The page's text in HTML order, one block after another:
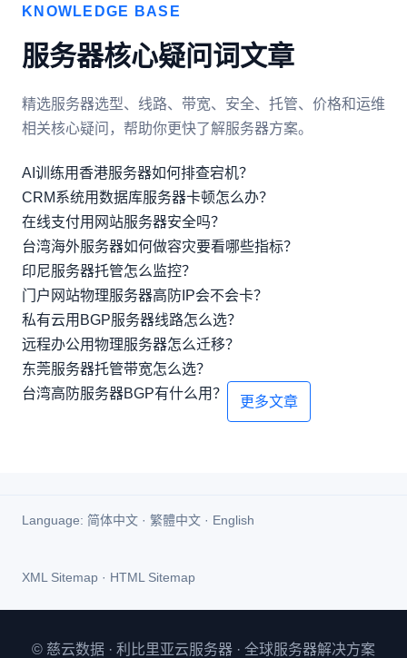
KNOWLEDGE BASE
服务器核心疑问词文章
精选服务器选型、线路、带宽、安全、托管、价格和运维
相关核心疑问，帮助你更快了解服务器方案。
AI训练用香港服务器如何排查宕机？
CRM系统用数据库服务器卡顿怎么办？
在线支付用网站服务器安全吗？
台湾海外服务器如何做容灾要看哪些指标？
印尼服务器托管怎么监控？
门户网站物理服务器高防IP会不会卡？
私有云用BGP服务器线路怎么选？
远程办公用物理服务器怎么迁移？
东莞服务器托管带宽怎么选？
台湾高防服务器BGP有什么用？
更多文章
Language: 简体中文 · 繁體中文 · English
XML Sitemap · HTML Sitemap
© 慈云数据 · 利比里亚云服务器 · 全球服务器解决方案